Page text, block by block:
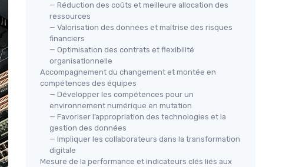
— Réduction des coûts et meilleure allocation des
ressources
— Valorisation des données et maîtrise des risques
financiers
— Optimisation des contrats et flexibilité
organisationnelle
Accompagnement du changement et montée en
compétences des équipes
— Développer les compétences pour un
environnement numérique en mutation
— Favoriser l’appropriation des technologies et la
gestion des données
— Impliquer les collaborateurs dans la transformation
digitale
Mesure de la performance et indicateurs clés liés aux